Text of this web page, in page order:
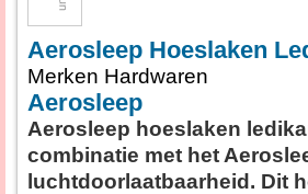
Aerosleep Hoeslaken
Merken Hardwaren
Aerosleep
Aerosleep hoeslaken
combinatie met het
luchtdoorlaatbaarheid. Dit